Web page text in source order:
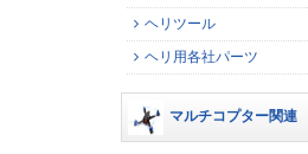
ヘリツール
ヘリ用各社パーツ
マルチコプター関連